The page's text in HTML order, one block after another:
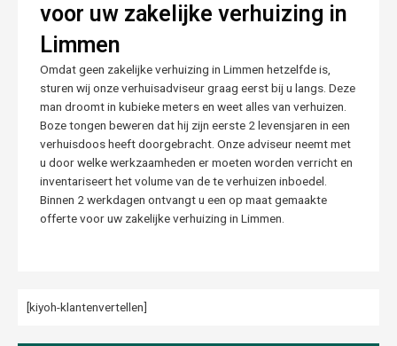
voor uw zakelijke verhuizing in
Limmen
Omdat geen zakelijke verhuizing in Limmen hetzelfde is,
sturen wij onze verhuisadviseur graag eerst bij u langs. Deze
man droomt in kubieke meters en weet alles van verhuizen.
Boze tongen beweren dat hij zijn eerste 2 levensjaren in een
verhuisdoos heeft doorgebracht. Onze adviseur neemt met
u door welke werkzaamheden er moeten worden verricht en
inventariseert het volume van de te verhuizen inboedel.
Binnen 2 werkdagen ontvangt u een op maat gemaakte
offerte voor uw zakelijke verhuizing in Limmen.
[kiyoh-klantenvertellen]